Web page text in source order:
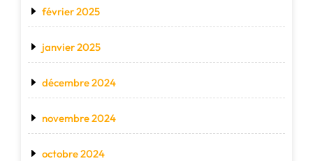
février 2025
janvier 2025
décembre 2024
novembre 2024
octobre 2024